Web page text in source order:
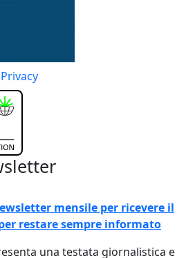
mensile per ricevere il
restare sempre informato
una testata giornalistica e